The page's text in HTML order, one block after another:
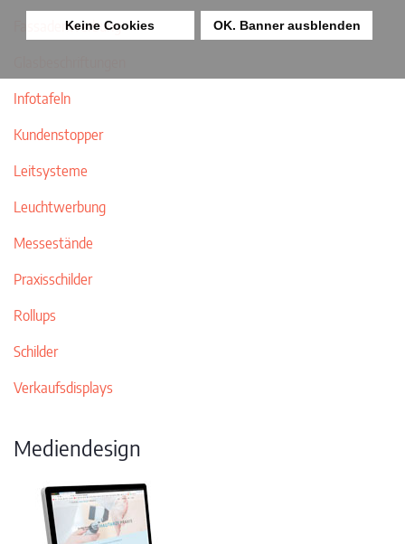
Keine Cookies OK. Banner ausblenden
Fassadenwerbung
Infotafeln
Kundenstopper
Leitsysteme
Leuchtwerbung
Messestände
Praxisschilder
Rollups
Schilder
Verkaufsdisplays
Mediendesign